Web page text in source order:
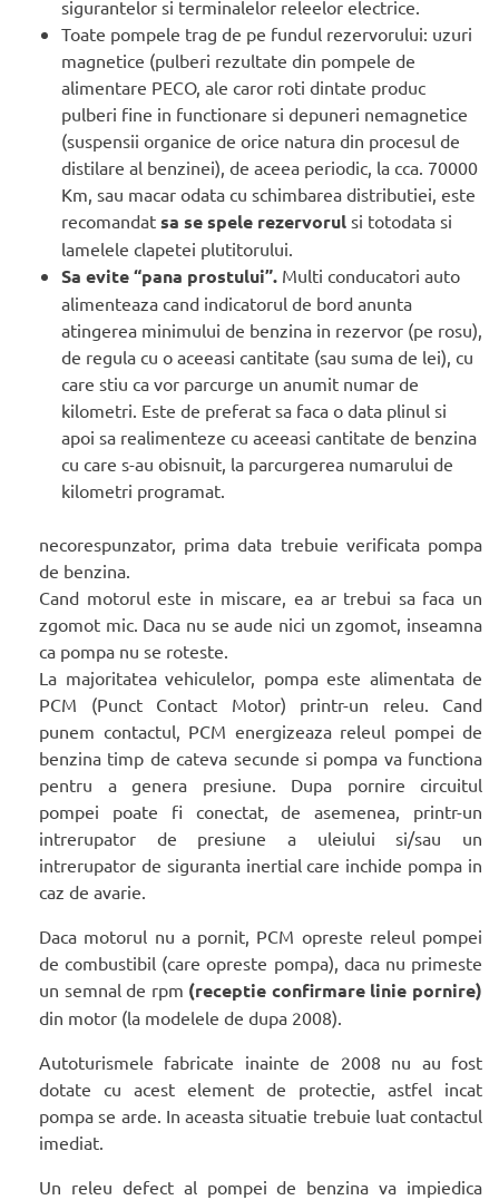
sigurantelor si terminalelor releelor electrice.
Toate pompele trag de pe fundul rezervorului: uzuri
magnetice (pulberi rezultate din pompele de
alimentare PECO, ale caror roti dintate produc
pulberi fine in functionare si depuneri nemagnetice
(suspensii organice de orice natura din procesul de
distilare al benzinei), de aceea periodic, la cca. 70000
Km, sau macar odata cu schimbarea distributiei, este
recomandat sa se spele rezervorul si totodata si
lamelele clapetei plutitorului.
Sa evite “pana prostului”. Multi conducatori auto
alimenteaza cand indicatorul de bord anunta
atingerea minimului de benzina in rezervor (pe rosu),
de regula cu o aceeasi cantitate (sau suma de lei), cu
care stiu ca vor parcurge un anumit numar de
kilometri. Este de preferat sa faca o data plinul si
apoi sa realimenteze cu aceeasi cantitate de benzina
cu care s-au obisnuit, la parcurgerea numarului de
kilometri programat.
necorespunzator, prima data trebuie verificata pompa
de benzina.
Cand motorul este in miscare, ea ar trebui sa faca un
zgomot mic. Daca nu se aude nici un zgomot, inseamna
ca pompa nu se roteste.
La majoritatea vehiculelor, pompa este alimentata de
PCM (Punct Contact Motor) printr-un releu. Cand
punem contactul, PCM energizeaza releul pompei de
benzina timp de cateva secunde si pompa va functiona
pentru a genera presiune. Dupa pornire circuitul
pompei poate fi conectat, de asemenea, printr-un
intrerupator de presiune a uleiului si/sau un
intrerupator de siguranta inertial care inchide pompa in
caz de avarie.
Daca motorul nu a pornit, PCM opreste releul pompei
de combustibil (care opreste pompa), daca nu primeste
un semnal de rpm (receptie confirmare linie pornire)
din motor (la modelele de dupa 2008).
Autoturismele fabricate inainte de 2008 nu au fost
dotate cu acest element de protectie, astfel incat
pompa se arde. In aceasta situatie trebuie luat contactul
imediat.
Un releu defect al pompei de benzina va impiedica